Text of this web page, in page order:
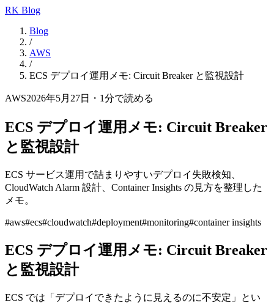
RK Blog
Blog
/
AWS
/
ECS デプロイ運用メモ: Circuit Breaker と監視設計
AWS2026年5月27日 ・ 1分で読める
ECS デプロイ運用メモ: Circuit Breaker
と監視設計
ECS サービス運用で詰まりやすいデプロイ失敗検知、
CloudWatch Alarm 設計、Container Insights の見方を整理した
メモ。
#aws#ecs#cloudwatch#deployment#monitoring#container insights
ECS デプロイ運用メモ: Circuit Breaker
と監視設計
ECS では「デプロイできたように見えるのに不安定」とい